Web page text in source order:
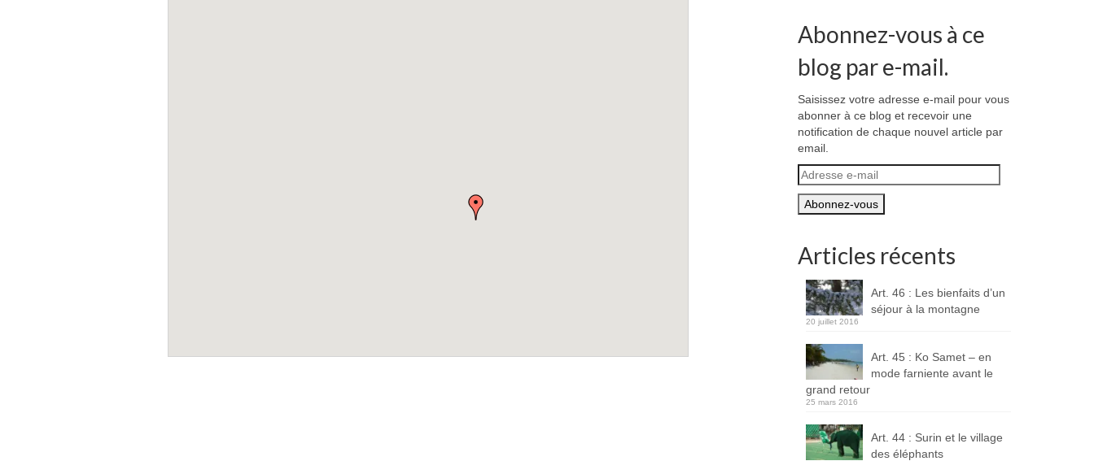
Abonnez-vous à ce
blog par e-mail.
Saisissez votre adresse e-mail pour vous
abonner à ce blog et recevoir une
notification de chaque nouvel article par
email.
Adresse
e-
mail
Articles récents
Art. 46 : Les bienfaits d’un
séjour à la montagne
20 juillet 2016
Art. 45 : Ko Samet – en
mode farniente avant le
grand retour
25 mars 2016
Art. 44 : Surin et le village
des éléphants